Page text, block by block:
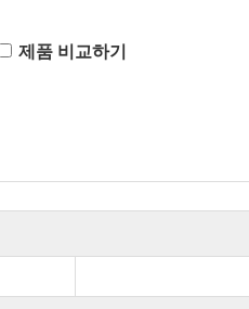
제품 비교하기